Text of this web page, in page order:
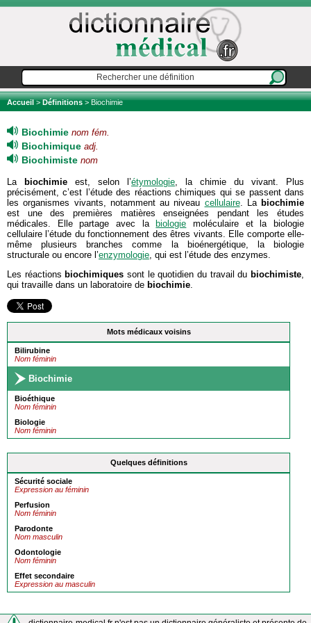
Accueil>Définitions> Biochimie
Mots médicaux voisins
Bilirubine
Nom féminin
Biochimie
Bioéthique
Nom féminin
Biologie
Nom féminin
Quelques définitions
Sécurité sociale
Expression au féminin
Perfusion
Nom féminin
Parodonte
Nom masculin
Odontologie
Nom féminin
Effet secondaire
Expression au masculin
Biochimie nom fém.
Biochimique adj.
Biochimiste nom
La biochimie est, selon l’étymologie, la chimie du vivant. Plus
précisément, c’est l’étude des réactions chimiques qui se passent dans
les organismes vivants, notamment au niveau cellulaire. La biochimie
est une des premières matières enseignées pendant les études
médicales. Elle partage avec la
biologie moléculaire et la biologie
cellulaire l’étude du fonctionnement des êtres vivants. Elle comporte elle-
même plusieurs branches comme la bioénergétique, la biologie
structurale ou encore l’enzymologie, qui est l’étude des enzymes.
Les réactions biochimiques sont le quotidien du travail du biochimiste,
qui travaille dans un laboratoire de biochimie.